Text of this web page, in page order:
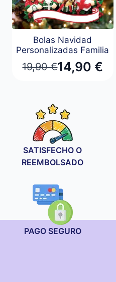
Bolas Navidad
Personalizadas Familia
19,90€
El
19,90 €.
14,90€
El
14,90 €.
SATISFECHO O
REEMBOLSADO
PAGO SEGURO